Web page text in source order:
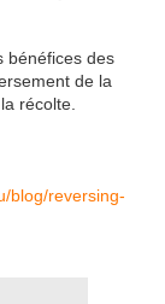
bénéfices des
de la
récolte.
blog/reversing-